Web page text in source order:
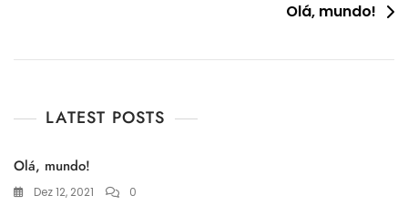
Olá, mundo!
LATEST POSTS
Olá, mundo!
Dez 12, 2021 0